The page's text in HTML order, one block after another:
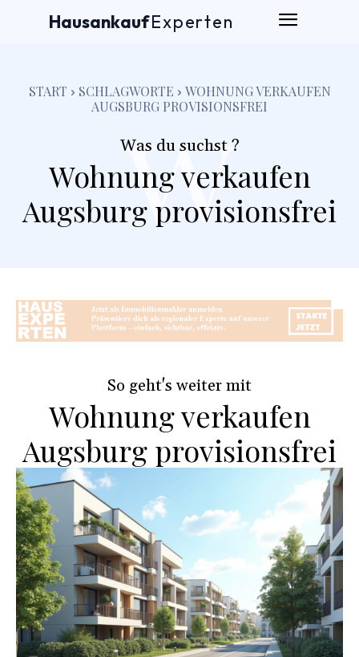
HausankaufExperten
START SCHLAGWORTE
WOHNUNG VERKAUFEN
AUGSBURG PROVISIONSFREI
Was du suchst ?
Wohnung verkaufen
Augsburg provisionsfrei
w
So geht's weiter mit
Wohnung verkaufen
Augsburg provisionsfrei
w